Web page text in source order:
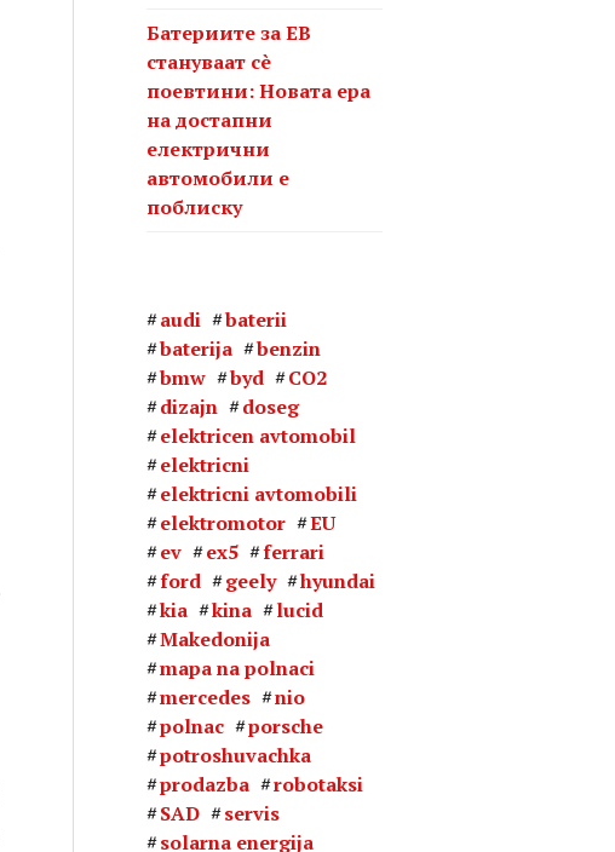
Батериите за ЕВ
стануваат сè
поевтини: Новата ера
на достапни
електрични
автомобили е
поблиску
audi
baterii
baterija
benzin
bmw
byd
CO2
dizajn
doseg
elektricen avtomobil
elektricni
elektricni avtomobili
elektromotor
EU
ev
ex5
ferrari
ford
geely
hyundai
kia
kina
lucid
Makedonija
mapa na polnaci
mercedes
nio
polnac
porsche
potroshuvachka
prodazba
robotaksi
SAD
servis
solarna energija